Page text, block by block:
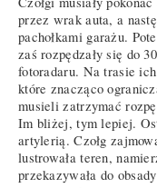
przez wrak auta, a
pachołkami garażu.
zaś rozpędzały się do
fotoradaru. Na trasie
które znacząco
musieli zatrzymać
Im bliżej, tym lepiej.
artylerią. Czołg
lustrowała teren,
przekazywała do